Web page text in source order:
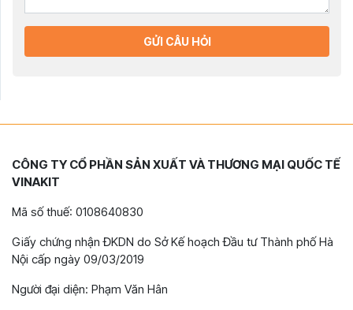
GỬI CÂU HỎI
CÔNG TY CỔ PHẦN SẢN XUẤT VÀ THƯƠNG MẠI QUỐC TẾ
VINAKIT
Mã số thuế: 0108640830
Giấy chứng nhận ĐKDN do Sở Kế hoạch Đầu tư Thành phố Hà
Nội cấp ngày 09/03/2019
Người đại diện: Phạm Văn Hân